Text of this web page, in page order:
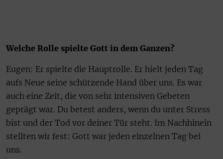
Welche Rolle spielte Gott in dem Ganzen?
Eugen: Er spielte die Hauptrolle. Er hielt jeden Tag
aufs Neue seine schützende Hand über uns. Es war
auch eine Zeit, die von sehr intensiven Gebeten
geprägt war. Du betest anders, wenn du unter Stress
bist und der Tod vor deiner Tür steht. Im Nachhinein
stellten wir fest: Gott war jeden einzelnen Tag bei
uns.